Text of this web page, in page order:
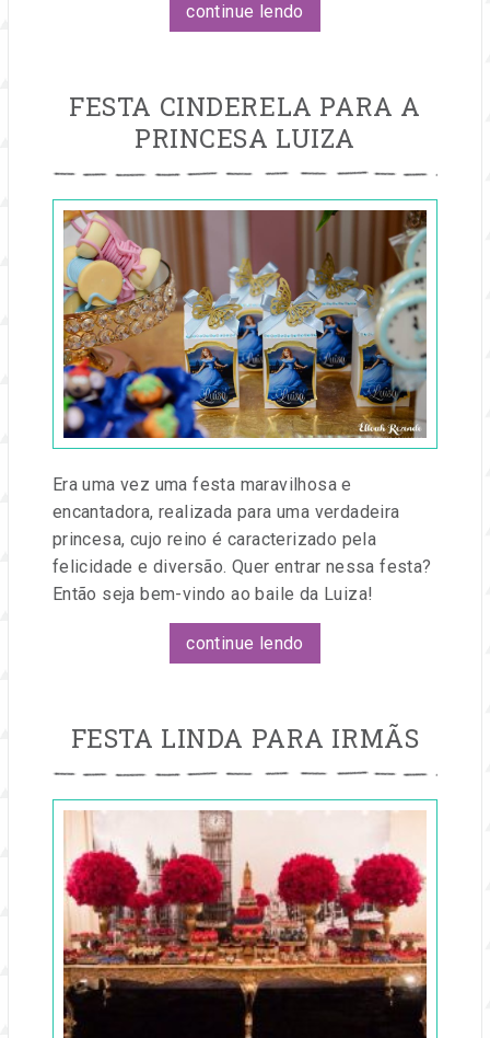
continue lendo
FESTA CINDERELA PARA A
PRINCESA LUIZA
Publicado
em
27
jul,
2016por
Entre
na
Festa
Era uma vez uma festa maravilhosa e
encantadora, realizada para uma verdadeira
princesa, cujo reino é caracterizado pela
felicidade e diversão. Quer entrar nessa festa?
Então seja bem-vindo ao baile da Luiza!
continue lendo
FESTA LINDA PARA IRMÃS
Publicado
em
jun,
2016por
Entre
na
Festa